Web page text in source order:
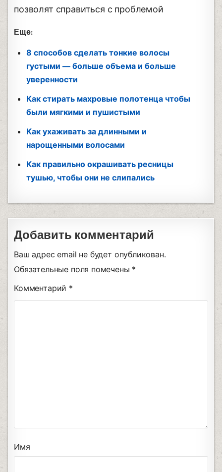
позволят справиться с проблемой
Еще:
8 способов сделать тонкие волосы
густыми — больше объема и больше
уверенности
Как стирать махровые полотенца чтобы
были мягкими и пушистыми
Как ухаживать за длинными и
нарощенными волосами
Как правильно окрашивать ресницы
тушью, чтобы они не слипались
Добавить комментарий
Ваш адрес email не будет опубликован.
Обязательные поля помечены *
Комментарий *
Имя